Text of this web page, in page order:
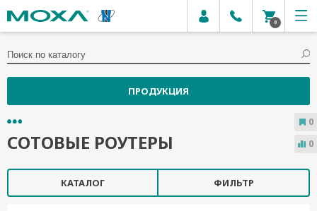
0
ПРОДУКЦИЯ
СОТОВЫЕ РОУТЕРЫ
КАТАЛОГ ФИЛЬТР
0
0